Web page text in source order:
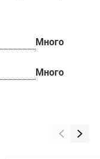
Много
Много